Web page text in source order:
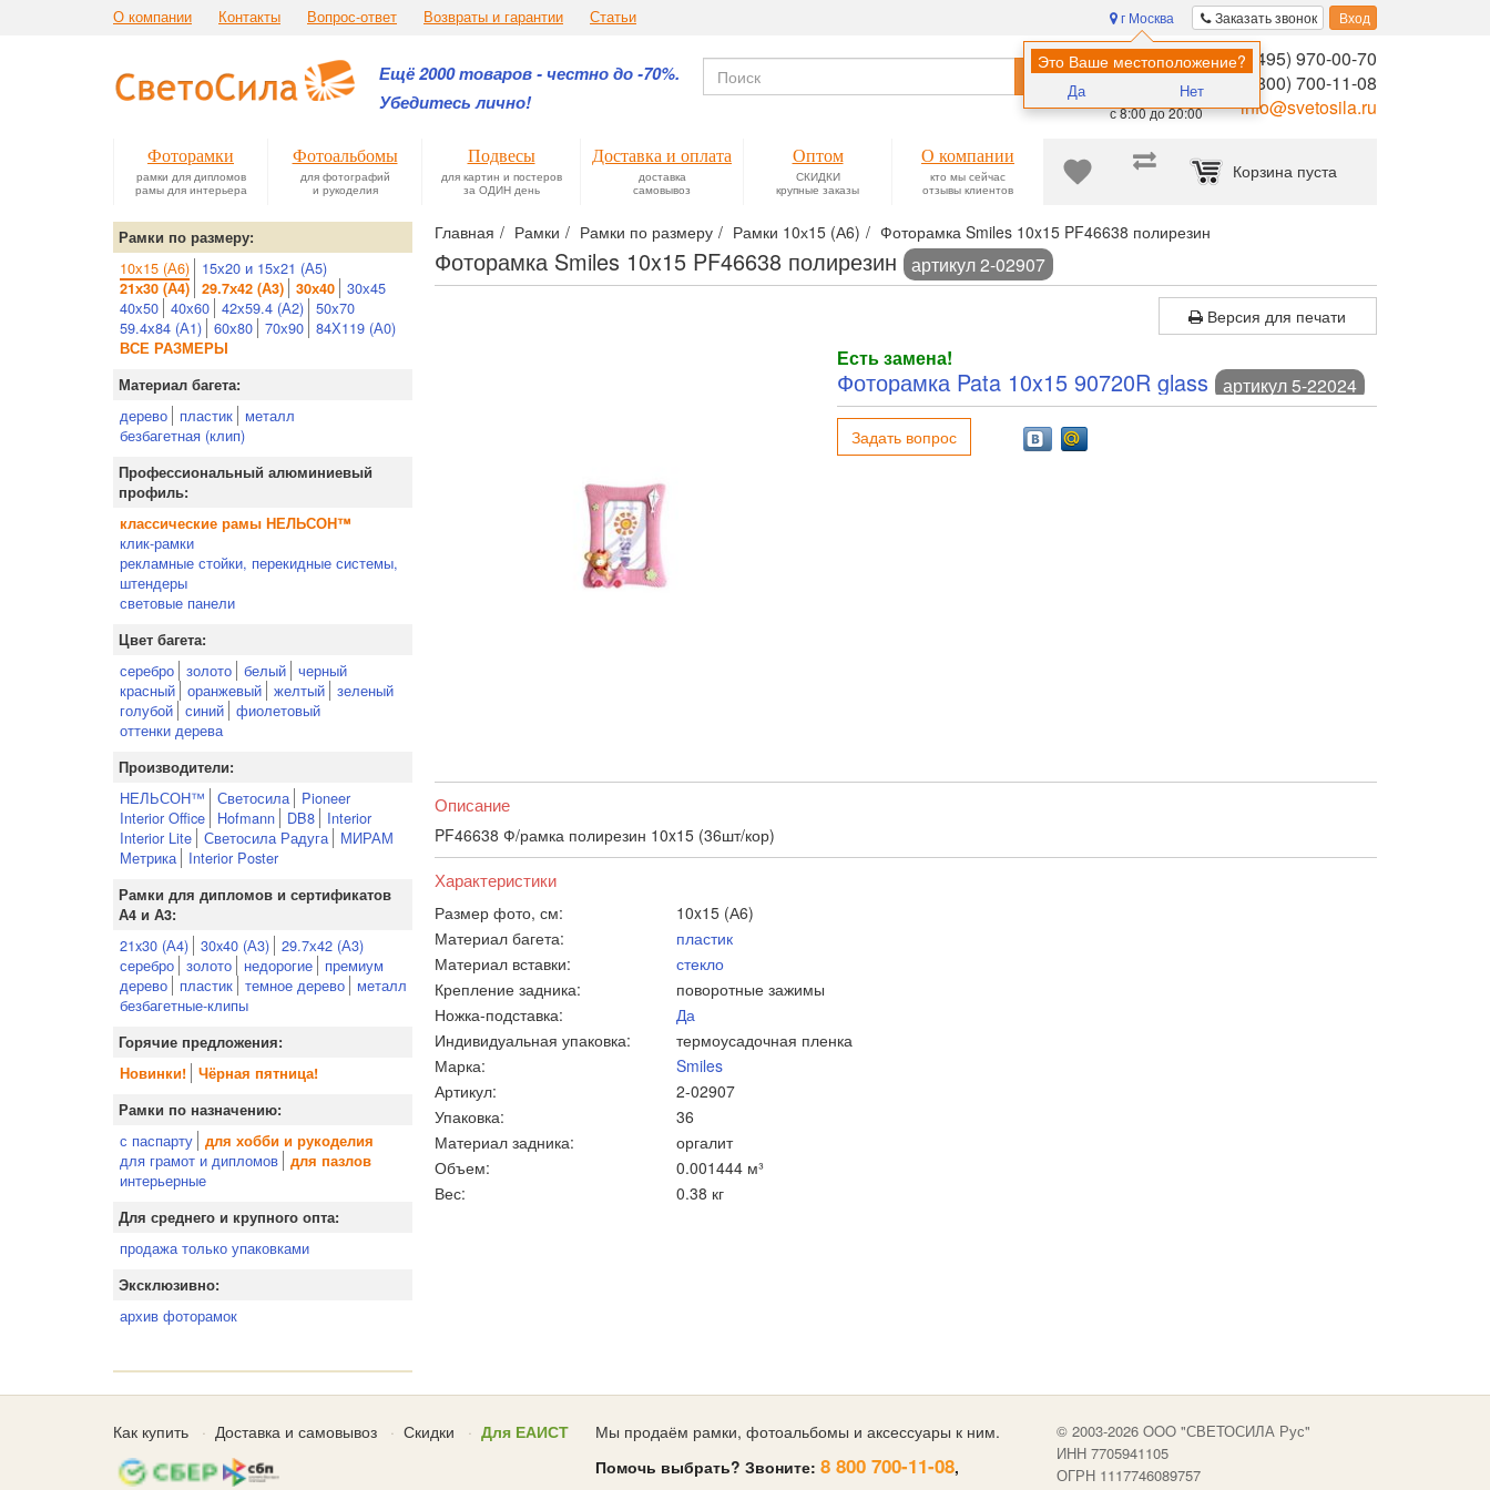
О компании Контакты Вопрос-ответ Возвраты и гарантии Статьи Заказать звонок Вход
г Москва
Это Ваше местоположение?
Да Нет
Ещё 2000 товаров - честно до -70%.
Убедитесь лично!
Помощь в
выборе:
Ежедневно,
с 8:00 до 20:00
8 (495) 970-00-70
8 (800) 700-11-08
info@svetosila.ru
Найти
Корзина пуста
Фоторамки
рамки для дипломов
рамы для интерьера
Фотоальбомы
для фотографий
и рукоделия
Подвесы
для картин и постеров
за ОДИН день
Доставка и оплата
доставка
самовывоз
Оптом
СКИДКИ
крупные заказы
О компании
кто мы сейчас
отзывы клиентов
Главная Рамки Рамки по размеру Рамки 10х15 (А6) Фоторамка Smiles 10x15 PF46638 полирезин
Фоторамка Smiles 10x15 PF46638 полирезин артикул 2-02907
Рамки по размеру:
10х15 (А6) 15х20 и 15х21 (А5)
21х30 (А4) 29.7х42 (А3) 30х40
30х45
40х50 40х60 42х59.4 (А2) 50х70
59.4х84 (А1) 60х80 70х90 84Х119 (А0)
ВСЕ РАЗМЕРЫ
Материал багета:
дерево пластик
металл
безбагетная (клип)
Профессиональный алюминиевый
профиль:
классические рамы НЕЛЬСОН™
клик-рамки
рекламные стойки, перекидные системы,
штендеры
световые панели
Цвет багета:
серебро золото белый черный
красный оранжевый желтый зеленый
голубой синий фиолетовый
оттенки дерева
Производители:
НЕЛЬСОН™ Светосила
Pioneer
Interior Office
Hofmann DB8
Interior
Interior Lite Светосила Радуга
МИРАМ
Метрика
Interior Poster
Рамки для дипломов и сертификатов
А4 и А3:
21x30 (А4) 30x40 (А3) 29.7х42 (А3)
серебро золото недорогие
премиум
дерево
пластик темное дерево
металл
безбагетные-клипы
Горячие предложения:
Новинки!
Чёрная пятница!
Рамки по назначению:
с паспарту для хобби и рукоделия
для грамот и дипломов для пазлов
интерьерные
Для среднего и крупного опта:
продажа только упаковками
Эксклюзивно:
архив фоторамок
Версия для печати
Есть замена!
Фоторамка Pata 10x15 90720R glass артикул 5-22024
Задать вопрос
Описание
PF46638 Ф/рамка полирезин 10x15 (36шт/кор)
Характеристики
Размер фото, см:
10x15 (А6)
Материал багета:
пластик
Материал вставки:
стекло
Крепление задника:
поворотные зажимы
Ножка-подставка:
Да
Индивидуальная упаковка:
термоусадочная пленка
Марка:
Smiles
Артикул:
2-02907
Упаковка:
36
Материал задника:
оргалит
Объем:
0.001444 м³
Вес:
0.38 кг
Как купить Доставка и самовывоз Скидки Для ЕАИСТ
Мы продаём рамки, фотоальбомы и аксессуары к ним.
Помочь выбрать? Звоните: 8 800 700-11-08,
© 2003-2026 OOO "СВЕТОСИЛА Рус"
ИНН 7705941105
ОГРН 1117746089757